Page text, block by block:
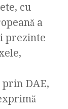
cu
a
prezinte
prin DAE,